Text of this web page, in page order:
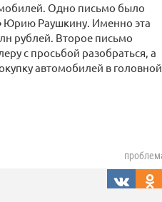
Одно письмо было
Юрию Раушкину. Именно эта
рублей. Второе письмо
с просьбой разобраться, а
автомобилей в головной